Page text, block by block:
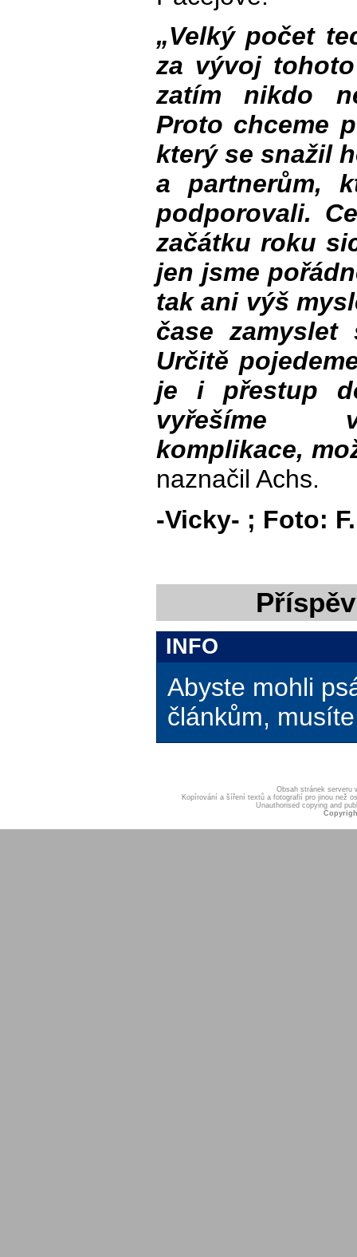
„Velký počet
za vývoj
zatím nikdo
Proto chceme
který se snažil
a partnerům,
podporovali.
začátku roku
jen jsme
tak ani výš
čase
Určitě
je i přestup
vyřešíme
komplikace,
naznačil Achs.
-Vicky- ; Foto:
INFO
Abyste mohli
článkům,
Obsah stránek serveru
Kopírování a šíření textů a fotografií pro jinou než
Unauthorised copying and